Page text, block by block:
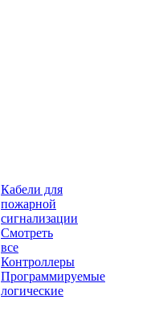
Кабели для
пожарной
сигнализации
Смотреть
все
Контроллеры
Программируемые
логические